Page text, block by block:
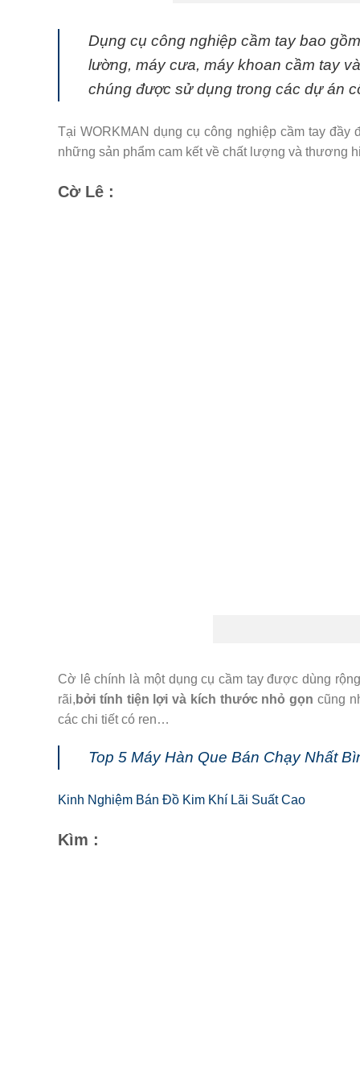
Dụng cụ công nghiệp cầm tay bao
lường, máy cưa, máy khoan cầm tay
chúng được sử dụng trong các dự án
Tại WORKMAN dụng cụ công nghiệp cầm tay
những sản phẩm cam kết về chất lượng và thương
Cờ Lê :
Cờ lê chính là một dụng cụ cầm tay được dùng
rãi, bởi tính tiện lợi và kích thước nhỏ gọn cũng
các chi tiết có ren…
Top 5 Máy Hàn Que Bán Chạy Nhất
Kinh Nghiệm Bán Đồ Kim Khí Lãi Suất Cao
Kìm :